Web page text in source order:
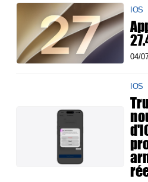
IOS
04/
IOS